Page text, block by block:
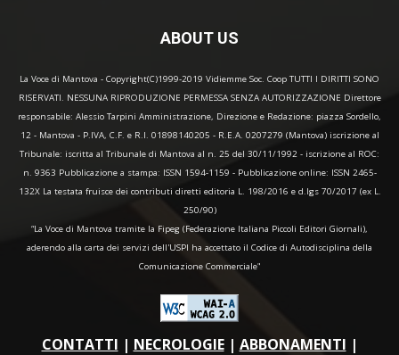
ABOUT US
La Voce di Mantova - Copyright(C)1999-2019 Vidiemme Soc. Coop TUTTI I DIRITTI SONO
RISERVATI. NESSUNA RIPRODUZIONE PERMESSA SENZA AUTORIZZAZIONE Direttore
responsabile: Alessio Tarpini Amministrazione, Direzione e Redazione: piazza Sordello,
12 - Mantova - P.IVA, C.F. e R.I. 01898140205 - R.E.A. 0207279 (Mantova) iscrizione al
Tribunale: iscritta al Tribunale di Mantova al n. 25 del 30/11/1992 - iscrizione al ROC:
n. 9363 Pubblicazione a stampa: ISSN 1594-1159 - Pubblicazione online: ISSN 2465-
132X La testata fruisce dei contributi diretti editoria L. 198/2016 e d.lgs 70/2017 (ex L.
250/90)
“La Voce di Mantova tramite la Fipeg (Federazione Italiana Piccoli Editori Giornali),
aderendo alla carta dei servizi dell'USPI ha accettato il Codice di Autodisciplina della
Comunicazione Commerciale"
CONTATTI | NECROLOGIE| ABBONAMENTI |